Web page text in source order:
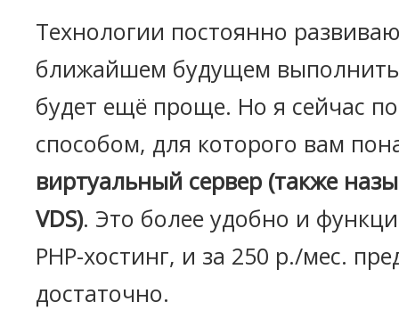
Технологии постоянно
ближайшем будущем выполнить
будет ещё проще. Но я сейчас
способом, для которого вам
виртуальный сервер (также
VDS). Это более удобно и
PHP-хостинг, и за 250 р./мес.
достаточно.